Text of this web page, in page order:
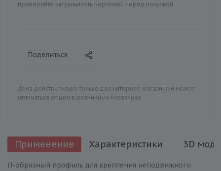
проверяйте актуальность чертежей перед покупкой.
Поделиться
Цена действительна только для интернет-магазина и может
отличаться от цен в розничных магазинах
Применение Характеристики 3D
П-образный профиль для крепления неподвижного